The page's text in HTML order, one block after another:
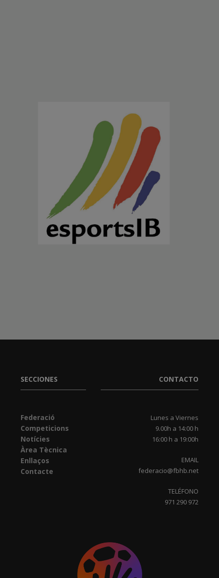
SECCIONES
Federació
Competicions
Notícies
Àrea Tècnica
Enllaços
Contacte
CONTACTO
Lunes a Viernes
9.00h a 14:00 h
16:00 h a 19:00h
EMAIL
federacio@fbhb.net
TELÉFONO
971 290 972